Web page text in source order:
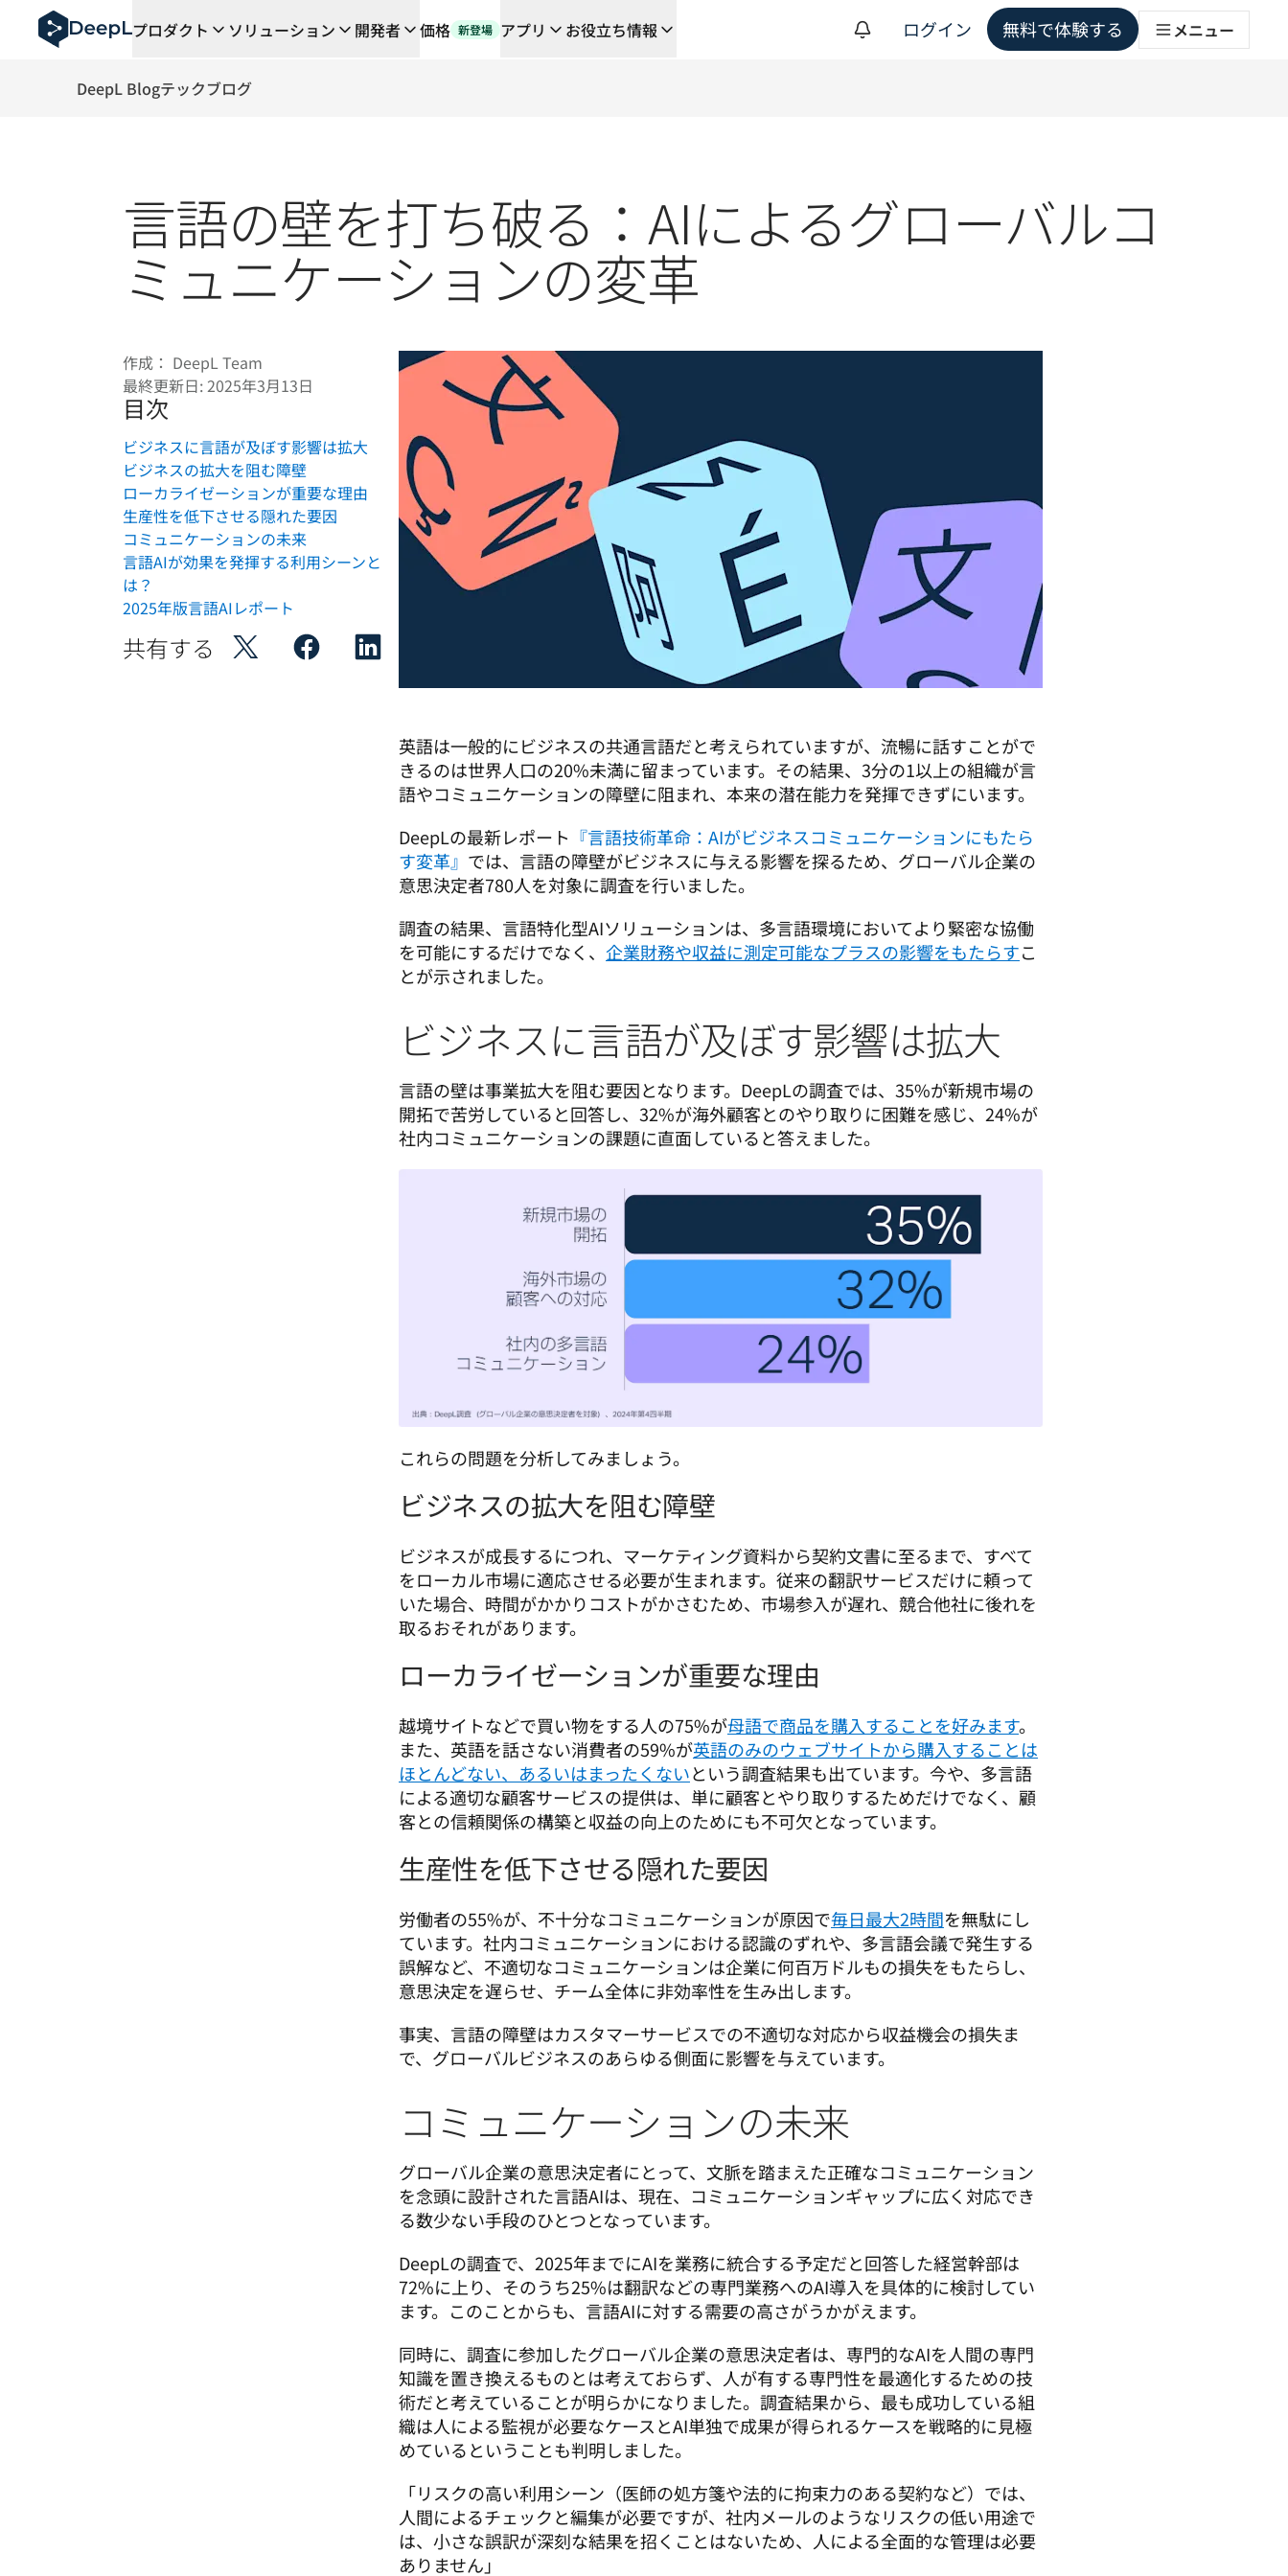
AIエージェント向けDeepL
DeepL Translation Flow：主要なユースケースや連携機能に対応する、AIを活用した新しいワークフロー
How we brought Swiss German to DeepL
Translation Flowのご紹介：あらゆるチームの翻訳ワークフローをエンドツーエンドで自動化するローカライゼーションソリューション
Building an instantly accessible voice demo with DeepL Voice API
プロダクト ソリューション 開発者 価格 新登場 アプリ お役立ち情報 ログイン 無料で体験する メニュー
DeepL Blogテックブログ
言語の壁を打ち破る：AIによるグローバルコ
ミュニケーションの変革
英語は一般的にビジネスの共通言語だと考えられていますが、流暢に話すことがで
きるのは世界人口の20%未満に留まっています。その結果、3分の1以上の組織が言
語やコミュニケーションの障壁に阻まれ、本来の潜在能力を発揮できずにいます。
DeepLの最新レポート 『言語技術革命：AIがビジネスコミュニケーションにもたら
す変革』 では、言語の障壁がビジネスに与える影響を探るため、グローバル企業の
意思決定者780人を対象に調査を行いました。
調査の結果、言語特化型AIソリューションは、多言語環境においてより緊密な協働
を可能にするだけでなく、 企業財務や収益に測定可能なプラスの影響をもたらすこ
とが示されました。
ビジネスに言語が及ぼす影響は拡大
言語の壁は事業拡大を阻む要因となります。DeepLの調査では、35%が新規市場の
開拓で苦労していると回答し、32%が海外顧客とのやり取りに困難を感じ、24%が
社内コミュニケーションの課題に直面していると答えました。
これらの問題を分析してみましょう。
ビジネスの拡大を阻む障壁
ビジネスが成長するにつれ、マーケティング資料から契約文書に至るまで、すべて
をローカル市場に適応させる必要が生まれます。従来の翻訳サービスだけに頼って
いた場合、時間がかかりコストがかさむため、市場参入が遅れ、競合他社に後れを
取るおそれがあります。
ローカライゼーションが重要な理由
越境サイトなどで買い物をする人の75%が母語で商品を購入することを好みます。
また、英語を話さない消費者の59%が英語のみのウェブサイトから購入することは
ほとんどない、あるいはまったくないという調査結果も出ています。今や、多言語
による適切な顧客サービスの提供は、単に顧客とやり取りするためだけでなく、顧
客との信頼関係の構築と収益の向上のためにも不可欠となっています。
生産性を低下させる隠れた要因
労働者の55%が、不十分なコミュニケーションが原因で毎日最大2時間を無駄にし
ています。社内コミュニケーションにおける認識のずれや、多言語会議で発生する
誤解など、不適切なコミュニケーションは企業に何百万ドルもの損失をもたらし、
意思決定を遅らせ、チーム全体に非効率性を生み出します。
事実、言語の障壁はカスタマーサービスでの不適切な対応から収益機会の損失ま
で、グローバルビジネスのあらゆる側面に影響を与えています。
コミュニケーションの未来
グローバル企業の意思決定者にとって、文脈を踏まえた正確なコミュニケーション
を念頭に設計された言語AIは、現在、コミュニケーションギャップに広く対応でき
る数少ない手段のひとつとなっています。
DeepLの調査で、2025年までにAIを業務に統合する予定だと回答した経営幹部は
72%に上り、そのうち25%は翻訳などの専門業務へのAI導入を具体的に検討してい
ます。このことからも、言語AIに対する需要の高さがうかがえます。
同時に、調査に参加したグローバル企業の意思決定者は、専門的なAIを人間の専門
知識を置き換えるものとは考えておらず、人が有する専門性を最適化するための技
術だと考えていることが明らかになりました。調査結果から、最も成功している組
織は人による監視が必要なケースとAI単独で成果が得られるケースを戦略的に見極
めているということも判明しました。
「リスクの高い利用シーン（医師の処方箋や法的に拘束力のある契約など）では、
人間によるチェックと編集が必要ですが、社内メールのようなリスクの低い用途で
は、小さな誤訳が深刻な結果を招くことはないため、人による全面的な管理は必要
ありません」
作成： DeepL Team
最終更新日:2025年3月13日
目次
ビジネスに言語が及ぼす影響は拡大
ビジネスの拡大を阻む障壁
ローカライゼーションが重要な理由
生産性を低下させる隠れた要因
コミュニケーションの未来
言語AIが効果を発揮する利用シーンと
は？
2025年版言語AIレポート
共有する